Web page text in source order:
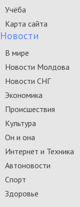
Учёба
Карта сайта
Новости
В мире
Новости Молдова
Новости СНГ
Экономика
Происшествия
Культура
Он и она
Интернет и Техника
Автоновости
Спорт
Здоровье